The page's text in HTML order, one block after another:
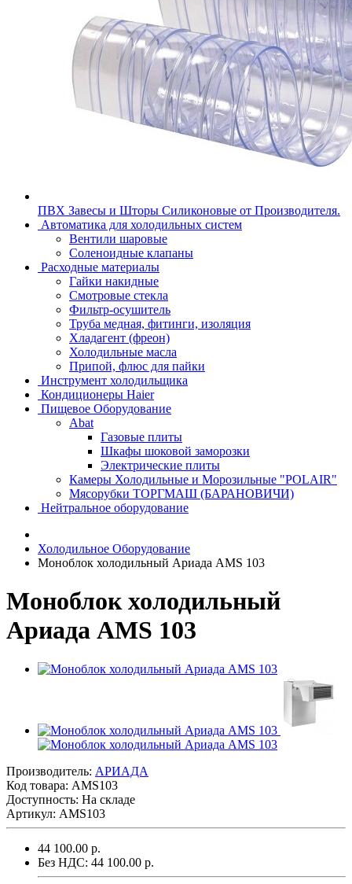
ПВХ Завесы и Шторы Силиконовые от Производителя.
Автоматика для холодильных систем
Вентили шаровые
Соленоидные клапаны
Расходные материалы
Гайки накидные
Смотровые стекла
Фильтр-осушитель
Труба медная, фитинги, изоляция
Хладагент (фреон)
Холодильные масла
Припой, флюс для пайки
Инструмент холодильщика
Кондиционеры Haier
Пищевое Оборудование
Abat
Газовые плиты
Шкафы шоковой заморозки
Электрические плиты
Камеры Холодильные и Морозильные "POLAIR"
Мясорубки ТОРГМАШ (БАРАНОВИЧИ)
Нейтральное оборудование
Холодильное Оборудование
Моноблок холодильный Ариада AMS 103
Моноблок холодильный
Ариада AMS 103
Производитель: АРИАДА
Код товара: AMS103
Доступность: На складе
Артикул: AMS103
44 100.00 р.
Без НДС: 44 100.00 р.